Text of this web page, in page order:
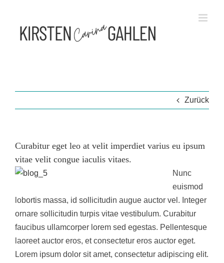
springen
Zurück
Curabitur eget leo at velit imperdiet varius eu ipsum
vitae velit congue iaculis vitaes.
Nunc
euismod
lobortis massa, id sollicitudin augue auctor vel. Integer
ornare sollicitudin turpis vitae vestibulum. Curabitur
faucibus ullamcorper lorem sed egestas. Pellentesque
laoreet auctor eros, et consectetur eros auctor eget.
Lorem ipsum dolor sit amet, consectetur adipiscing elit.